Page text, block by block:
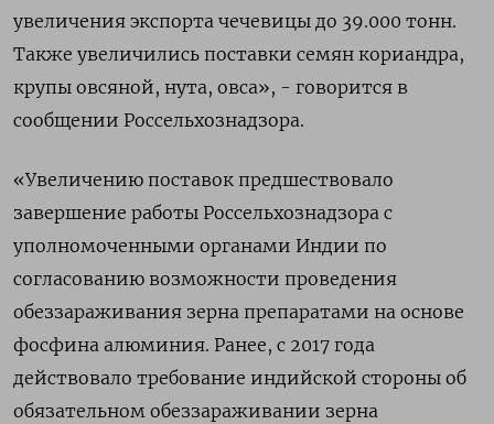
увеличения экспорта чечевицы до 39.000 тонн.
Также увеличились поставки семян кориандра,
крупы овсяной, нута, овса», - говорится в
сообщении Россельхознадзора.
«Увеличению поставок предшествовало
завершение работы Россельхознадзора с
уполномоченными органами Индии по
согласованию возможности проведения
обеззараживания зерна препаратами на основе
фосфина алюминия. Ранее, с 2017 года
действовало требование индийской стороны об
обязательном обеззараживании зерна